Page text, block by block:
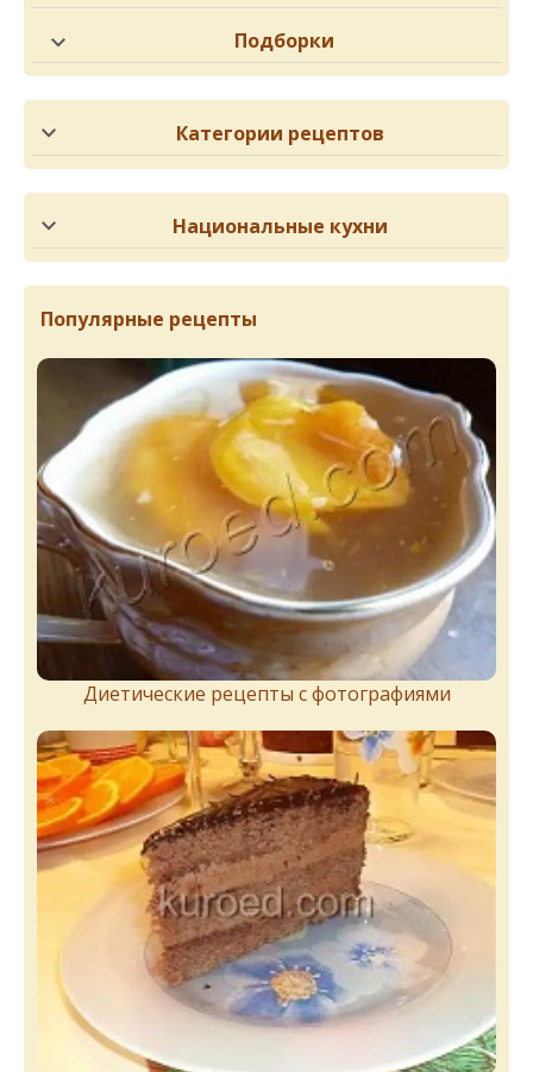
Подборки
Категории рецептов
Национальные кухни
Популярные рецепты
Диетические рецепты с фотографиями